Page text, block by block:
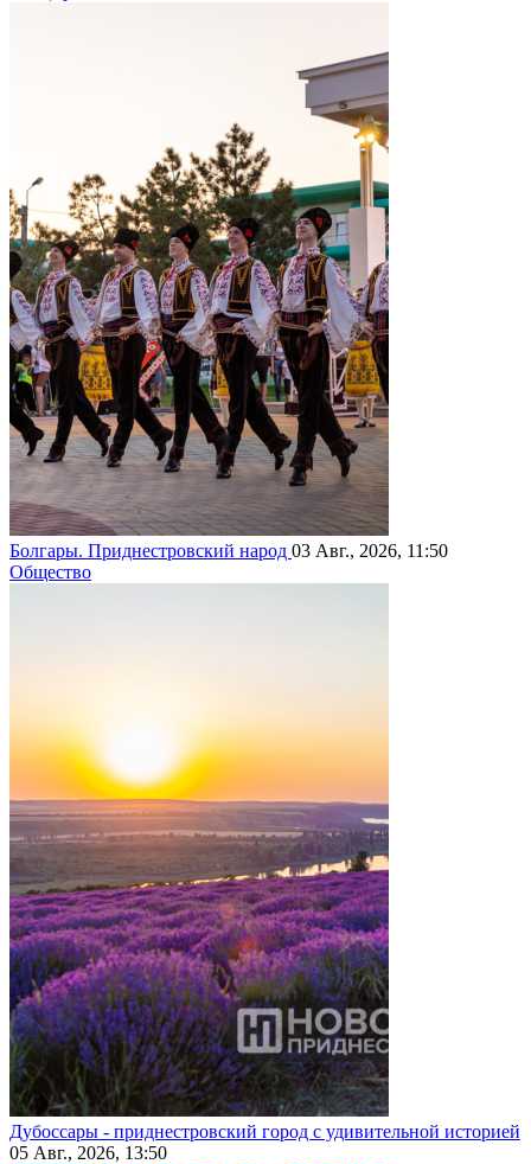
Болгары. Приднестровский народ 03 Авг., 2026, 11:50
Общество
Дубоссары - приднестровский город с удивительной историей
05 Авг., 2026, 13:50